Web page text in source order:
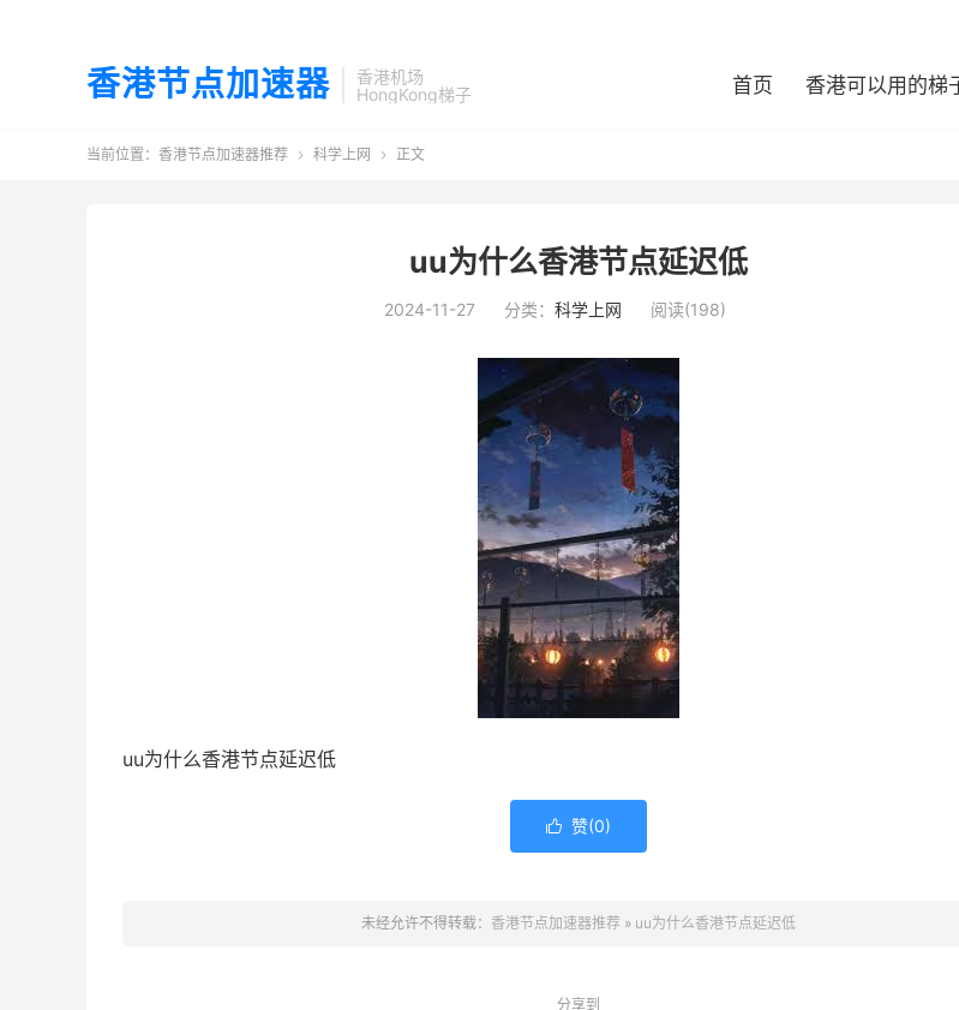
香港节点加速器
香港机场
HongKong梯子
首页 香港可以用的梯
当前位置： 香港节点加速器推荐  科学上网  正文
uu为什么香港节点延迟低
2024-11-27 分类： 科学上网 阅读(198)
uu为什么香港节点延迟低
 赞(0)
未经允许不得转载： 香港节点加速器推荐 » uu为什么香港节点延迟低
分享到